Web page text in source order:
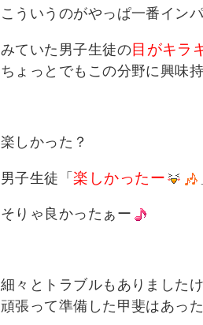
こういうのがやっぱ一番イン
みていた男子生徒の 目がキラ
ちょっとでもこの分野に興味
楽しかった？
男子生徒「楽しかったー
そりゃ良かったぁー
細々とトラブルもありました
頑張って準備した甲斐はあっ